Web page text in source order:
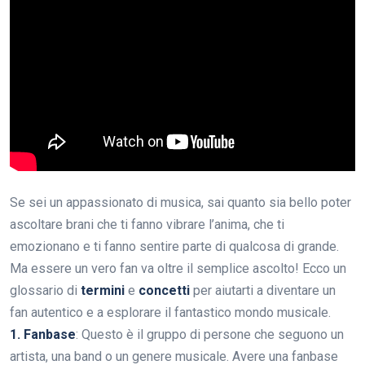
Se sei un appassionato di musica, sai quanto sia bello poter
ascoltare brani che ti fanno vibrare l’anima, che ti
emozionano e ti fanno sentire parte di qualcosa di grande.
Ma essere un vero fan va oltre il semplice ascolto! Ecco un
glossario di termini e concetti per aiutarti a diventare un
fan autentico e a esplorare il fantastico mondo musicale.
1. Fanbase: Questo è il gruppo di persone che seguono un
artista, una band o un genere musicale. Avere una fanbase